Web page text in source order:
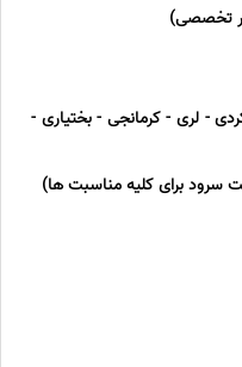
تخصصی)
- لری - کرمانجی - بختیاری -
سرود برای کلیه مناسبت ها)